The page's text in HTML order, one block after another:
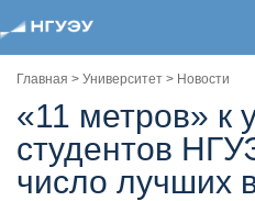
Главная > Университет > Новости
«11 метров» к
студентов
число лучших